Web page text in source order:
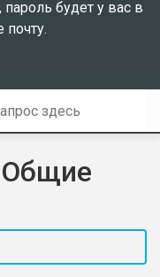
пароль будет у вас в
почту.
Общие